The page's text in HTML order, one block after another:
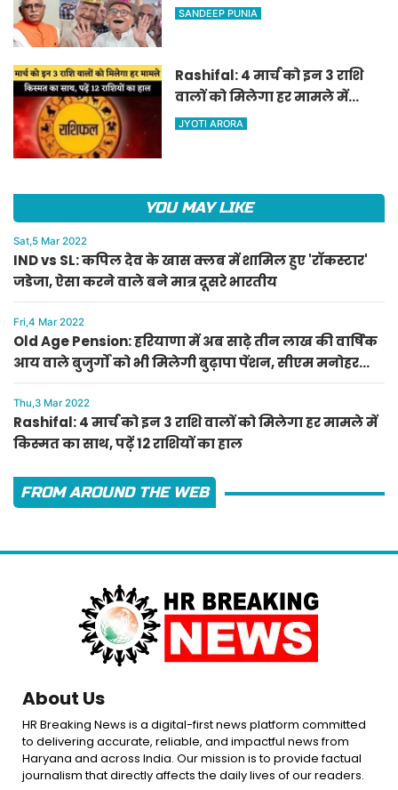
वाले बुजुर्गों को भी मिलेगी बुढ़ापा
SANDEEP PUNIA
Rashifal: 4 मार्च को इन 3 राशि
वालों को मिलेगा हर मामले में
किस्मत का साथ, पढ़ें 12 राशियों का
JYOTI ARORA
YOU MAY LIKE
Sat,5 Mar 2022
IND vs SL: कपिल देव के खास क्लब में शामिल हुए 'रॉकस्टार'
जडेजा, ऐसा करने वाले बने मात्र दूसरे भारतीय
Fri,4 Mar 2022
Old Age Pension: हरियाणा में अब साढ़े तीन लाख की वार्षिक
आय वाले बुजुर्गों को भी मिलेगी बुढ़ापा पेंशन, सीएम मनोहर
लाल का ऐलान
Thu,3 Mar 2022
Rashifal: 4 मार्च को इन 3 राशि वालों को मिलेगा हर मामले में
किस्मत का साथ, पढ़ें 12 राशियों का हाल
FROM AROUND THE WEB
About Us
HR Breaking News is a digital-first news platform committed
to delivering accurate, reliable, and impactful news from
Haryana and across India. Our mission is to provide factual
journalism that directly affects the daily lives of our readers.